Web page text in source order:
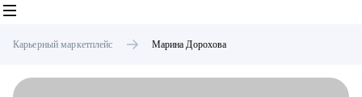
Карьерный маркетплейс Марина Дорохова